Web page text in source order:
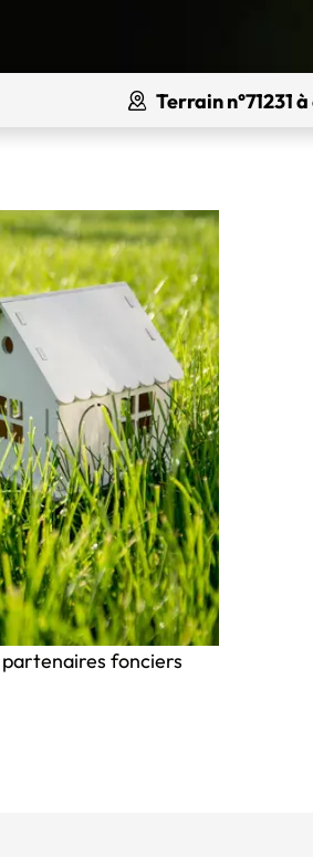
Terrain n°71231
fonciers